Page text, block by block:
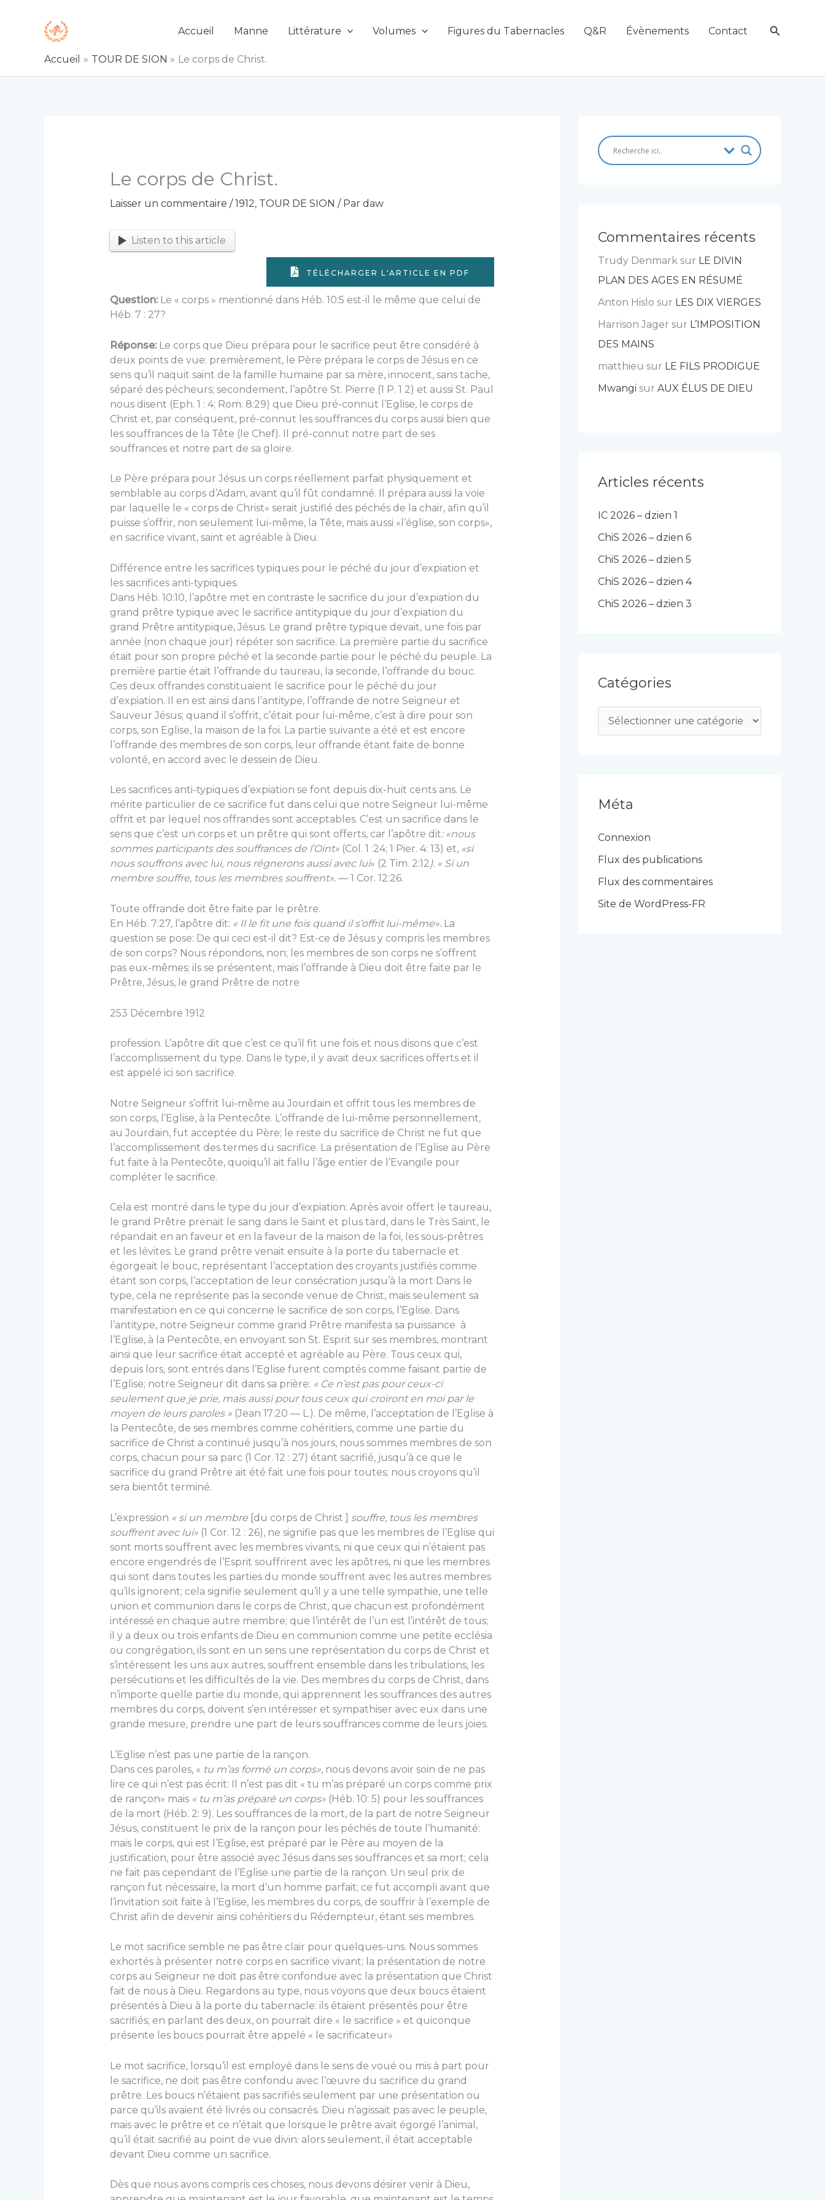
Accueil Manne Littérature Volumes Figures du Tabernacles Q&R Évènements Contact
Accueil TOUR DE SION Le corps de Christ.
Le corps de Christ.
Laisser un commentaire / 1912, TOUR DE SION / Par daw
Listen to this article
TÉLÉCHARGER L'ARTICLE EN PDF
Question:Le « corps » mentionné dans Héb. 10:5 est-il le même que celui de
Héb. 7 : 27?
Réponse:Le corps que Dieu prépara pour le sacri­fice peut être considéré à
deux points de vue: pre­mièrement, le Père prépara le corps de Jésus en ce
sens qu’il naquit saint de la famille humaine par sa mère, innocent, sans tache,
séparé des pé­cheurs; secondement, l’apôtre St. Pierre (1 P. 1 2) et aussi St. Paul
nous disent (Eph. 1 : 4; Rom. 8:29) que Dieu pré-connut l’Eglise, le corps de
Christ et, par conséquent, pré-connut les souffrances du corps aussi bien que
les souffrances de la Tête (le Chef). Il pré-connut notre part de ses
souffrances et notre part de sa gloire.
Le Père prépara pour Jésus un corps réellement parfait physiquement et
semblable au corps d’Adam, avant qu’il fût condamné. Il prépara aussi la voie
par laquelle le « corps de Christ» serait justifié des péchés de la chair, afin qu’il
puisse s’offrir, non seulement lui-même, la Tête, mais aussi «l’église, son corps»,
en sacrifice vivant, saint et agréable à Dieu.
Différence entre les sacrifices typiques pour le péché du jour d’expiation et
les sacrifices anti-typiques.
Dans Héb. 10:10, l’apôtre met en contraste le sacrifice du jour d’expiation du
grand prêtre typi­que avec le sacrifice antitypique du jour d’expia­tion du
grand Prêtre antitypique, Jésus. Le grand prêtre typique devait, une fois par
année (non cha­que jour) répéter son sacrifice. La première partie du sacrifice
était pour son propre péché et la se­conde partie pour le péché du peuple. La
première partie était l’offrande du taureau, la seconde, l’of­frande du bouc.
Ces deux offrandes constituaient le sacrifice pour le péché du jour
d’expiation. Il en est ainsi dans l’antitype, l’offrande de notre Seigneur et
Sauveur Jésus; quand il s’offrit, c’était pour lui-même, c’est à dire pour son
corps, son Eglise, la maison de la foi. La partie suivante a été et est encore
l’offrande des membres de son corps, leur offrande étant faite de bonne
volonté, en accord avec le dessein de Dieu.
Les sacrifices anti-typiques d’expiation se font de­puis dix-huit cents ans. Le
mérite particulier de ce sacrifice fut dans celui que notre Seigneur lui-même
offrit et par lequel nos offrandes sont accep­tables. C’est un sacrifice dans le
sens que c’est un corps et un prêtre qui sont offerts, car l’apôtre dit: «nous
sommes participants des souffrances de l’Oint»(Col. 1 :24; 1 Pier. 4: 13) et, «si
nous souffrons avec lui, nous régnerons aussi avec lui» (2 Tim. 2:12). « Si un
membre souffre, tous les membres souffrent». — 1 Cor. 12:26.
Toute offrande doit être faite par le prêtre.
En Héb. 7:27, l’apôtre dit: « Il le fit une fois quand il s’offrit lui-même».La
question se pose: De qui ceci est-il dit? Est-ce de Jésus y compris les membres
de son corps? Nous répondons, non; les membres de son corps ne s’offrent
pas eux-mêmes; ils se présentent, mais l’offrande à Dieu doit être faite par le
Prêtre, Jésus, le grand Prêtre de notre
253 Décembre 1912
profession. L’apôtre dit que c’est ce qu’il fit une fois et nous disons que c’est
l’accomplissement du type. Dans le type, il y avait deux sacrifices offerts et il
est appelé ici son sacrifice.
Notre Seigneur s’offrit lui-même au Jourdain et offrit tous les membres de
son corps, l’Eglise, à la Pentecôte. L’offrande de lui-même personnellement,
au Jourdain, fut acceptée du Père; le reste du sacri­fice de Christ ne fut que
l’accomplissement des termes du sacrifice. La présentation de l’Eglise au Père
fut faite à la Pentecôte, quoiqu’il ait fallu l’âge entier de l’Evangile pour
compléter le sacri­fice.
Cela est montré dans le type du jour d’expia­tion: Après avoir offert le taureau,
le grand Prêtre prenait le sang dans le Saint et plus tard, dans le Très Saint, le
répandait en an faveur et en la faveur de la maison de la foi, les sous-prêtres
et les lévites. Le grand prêtre venait ensuite à la porte du tabernacle et
égorgeait le bouc, représen­tant l’acceptation des croyants justifiés comme
étant son corps, l’acceptation de leur consécration jus­qu’à la mort Dans le
type, cela ne représente pas la seconde venue de Christ, mais seulement sa
ma­nifestation en ce qui concerne le sacrifice de son corps, l’Eglise. Dans
l’antitype, notre Seigneur comme grand Prêtre manifesta sa puissance à
l’Eglise, à la Pentecôte, en envoyant son St. Esprit sur ses membres, montrant
ainsi que leur sacrifice était accepté et agréable au Père. Tous ceux qui,
depuis lors, sont entrés dans l’Eglise furent comp­tés comme faisant partie de
l’Eglise; notre Seigneur dit dans sa prière: « Ce n’est pas pour ceux-ci
seulement que je prie, mais aussi pour tous ceux qui croiront en moi par le
moyen de leurs paroles »(Jean 17:20 — L.). De même, l’acceptation de l’Eglise à
la Pentecôte, de ses membres comme co­héritiers, comme une partie du
sacrifice de Christ a continué jusqu’à nos jours, nous sommes mem­bres de son
corps, chacun pour sa parc (1 Cor. 12 : 27) étant sacrifié, jusqu’à ce que le
sacrifice du grand Prêtre ait été fait une fois pour toutes; nous croyons qu’il
sera bientôt terminé.
L’expression « si un membre[du corps de Christ ] souffre, tous les membres
souffrent avec lui» (1 Cor. 12 : 26), ne signifie pas que les membres de l’Eglise qui
sont morts souffrent avec les membres vivants, ni que ceux qui n’étaient pas
encore engendrés de l’Esprit souffrirent avec les apôtres, ni que les mem­bres
qui sont dans toutes les parties du monde souffrent avec les autres membres
qu’ils ignorent; cela signifie seulement qu’il y a une telle sympa­thie, une telle
union et communion dans le corps de Christ, que chacun est profondément
intéressé en chaque autre membre; que l’intérêt de l’un est l’intérêt de tous;
il y a deux ou trois enfants de Dieu en communion comme une petite ecclésia
ou congrégation, ils sont en un sens une représenta­tion du corps de Christ et
s’intéressent les uns aux autres, souffrent ensemble dans les tribulations, les
persécutions et les difficultés de la vie. Des membres du corps de Christ, dans
n’importe quelle partie du monde, qui apprennent les souffrances des autres
membres du corps, doivent s’en intéresser et sympathiser avec eux dans une
grande mesure, prendre une part de leurs souffrances comme de leurs joies.
L’Eglise n’est pas une partie de la rançon.
Dans ces paroles, « tu m’as formé un corps», nous devons avoir soin de ne pas
lire ce qui n’est pas écrit: Il n’est pas dit « tu m’as préparé un corps comme prix
de rançon» mais « tu m’as préparé un corps»(Héb. 10: 5) pour les souffrances
de la mort (Héb. 2: 9). Les souffrances de la mort, de la part de notre Seigneur
Jésus, constituent le prix de la rançon pour les péchés de toute l’humanité:
mais le corps, qui est l’Eglise, est préparé par le Père au moyen de la
justification, pour être associé avec Jésus dans ses souffrances et sa mort; cela
ne fait pas cependant de l’Eglise une partie de la rançon. Un seul prix de
rançon fut nécessaire, la mort d’un homme parfait; ce fut accompli avant que
l’in­vitation soit faite à l’Eglise, les membres du corps, de souffrir à l’exemple de
Christ afin de devenir ainsi cohéritiers du Rédempteur, étant ses mem­bres.
Le mot sacrifice semble ne pas être clair pour quelques-uns. Nous sommes
exhortés à présenter notre corps en sacrifice vivant; la présentation de notre
corps au Seigneur ne doit pas être confon­due avec la présentation que Christ
fait de nous à Dieu. Regardons au type, nous voyons que deux boucs étaient
présentés à Dieu à la porte du taber­nacle: ils étaient présentés pour être
sacrifiés; en parlant des deux, on pourrait dire « le sacrifice » et quiconque
présente les boucs pourrait être ap­pelé « le sacrificateur»
Le mot sacrifice, lorsqu’il est employé dans le sens de voué ou mis à part pour
le sacrifice, ne doit pas être confondu avec l’œuvre du sacrifice du grand
prêtre. Les boucs n’étaient pas sacrifiés seulement par une présentation ou
parce qu’ils avaient été livrés ou consacrés. Dieu n’agissait pas avec le peuple,
mais avec le prêtre et ce n’était que lorsque le prêtre avait égorgé l’animal,
qu’il était sacrifié au point de vue divin: alors seulement, il était acceptable
devant Dieu comme un sacrifice.
Dès que nous avons compris ces choses, nous devons désirer venir à Dieu,
Commentaires récents
Trudy Denmark sur LE DIVIN
PLAN DES AGES EN RÉSUMÉ
Anton Hislo sur LES DIX VIERGES
Harrison Jager sur L’IMPOSITION
DES MAINS
matthieu sur LE FILS PRODIGUE
Mwangi sur AUX ÉLUS DE DIEU
Articles récents
IC 2026 – dzien 1
ChiS 2026 – dzien 6
ChiS 2026 – dzien 5
ChiS 2026 – dzien 4
ChiS 2026 – dzien 3
Catégories
a
r
i
Méta
Connexion
Flux des publications
Flux des commentaires
Site de WordPress-FR